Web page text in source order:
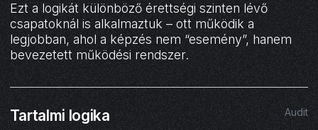
Ezt a logikát különböző érettségi szinten lévő
csapatoknál is alkalmaztuk – ott működik a
legjobban, ahol a képzés nem “esemény”, hanem
bevezetett működési rendszer.
Tartalmi logika Audit